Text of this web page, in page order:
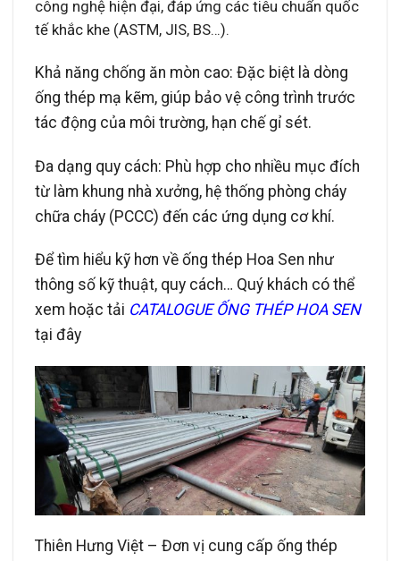
công nghệ hiện đại, đáp ứng các tiêu chuẩn quốc
tế khắc khe (ASTM, JIS, BS…).
Khả năng chống ăn mòn cao: Đặc biệt là dòng
ống thép mạ kẽm, giúp bảo vệ công trình trước
tác động của môi trường, hạn chế gỉ sét.
Đa dạng quy cách: Phù hợp cho nhiều mục đích
từ làm khung nhà xưởng, hệ thống phòng cháy
chữa cháy (PCCC) đến các ứng dụng cơ khí.
Để tìm hiểu kỹ hơn về ống thép Hoa Sen như
thông số kỹ thuật, quy cách… Quý khách có thể
xem hoặc tải CATALOGUE ỐNG THÉP HOA SEN
tại đây
Thiên Hưng Việt – Đơn vị cung cấp ống thép